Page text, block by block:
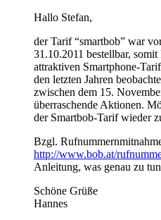
Hallo Stefan,
der Tarif “smartbob” war
31.10.2011 bestellbar,
attraktiven Smartphone-
den letzten Jahren
zwischen dem 15.
überraschende Aktionen.
der Smartbob-Tarif wieder
Bzgl.
http://www.bob.at/
Anleitung, was genau zu
Schöne Grüße
Hannes